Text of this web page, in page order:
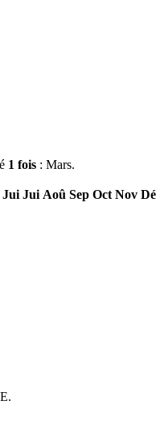
1 fois : Mars.
Jui Jui Aoû Sep Oct Nov
.